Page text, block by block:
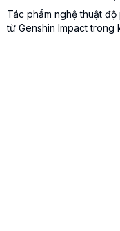
Tác phẩm nghệ thuật
từ Genshin Impact trong